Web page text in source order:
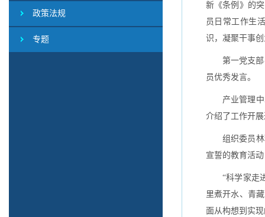
政策法规
专题
新《条例》的
员日常工作生
识，凝聚干事
第一党支
员优秀发言。
产业管理
介绍了工作开
组织委员
宣誓的教育活
“科学家走
里煮开水、青
面从构想到实